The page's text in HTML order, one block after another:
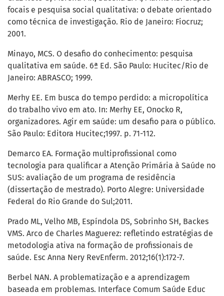
focais e pesquisa social qualitativa: o debate orientado
como técnica de investigação. Rio de Janeiro: Fiocruz;
2001.
Minayo, MCS. O desafio do conhecimento: pesquisa
qualitativa em saúde. 6ª Ed. São Paulo: Hucitec/Rio de
Janeiro: ABRASCO; 1999.
Merhy EE. Em busca do tempo perdido: a micropolítica
do trabalho vivo em ato. In: Merhy EE, Onocko R,
organizadores. Agir em saúde: um desafio para o público.
São Paulo: Editora Hucitec;1997. p. 71-112.
Demarco EA. Formação multiprofissional como
tecnologia para qualificar a Atenção Primária à Saúde no
SUS: avaliação de um programa de residência
(dissertação de mestrado). Porto Alegre: Universidade
Federal do Rio Grande do Sul;2011.
Prado ML, Velho MB, Espíndola DS, Sobrinho SH, Backes
VMS. Arco de Charles Maguerez: refletindo estratégias de
metodologia ativa na formação de profissionais de
saúde. Esc Anna Nery RevEnferm. 2012;16(1):172-7.
Berbel NAN. A problematização e a aprendizagem
baseada em problemas. Interface Comum Saúde Educ